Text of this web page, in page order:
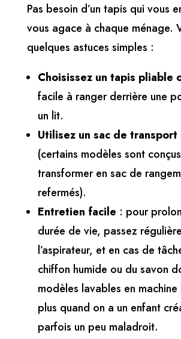
Pas besoin d’un tapis qui vous
vous agace à chaque ménage.
quelques astuces simples :
Choisissez un tapis pliable
facile à ranger derrière une
un lit.
Utilisez un sac de
(certains modèles sont
transformer en sac de
refermés).
Entretien facile : pour
durée de vie, passez
l’aspirateur, et en cas de
chiffon humide ou du savon
modèles lavables en machine
plus quand on a un enfant
parfois un peu maladroit.